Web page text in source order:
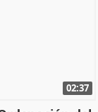
02:37